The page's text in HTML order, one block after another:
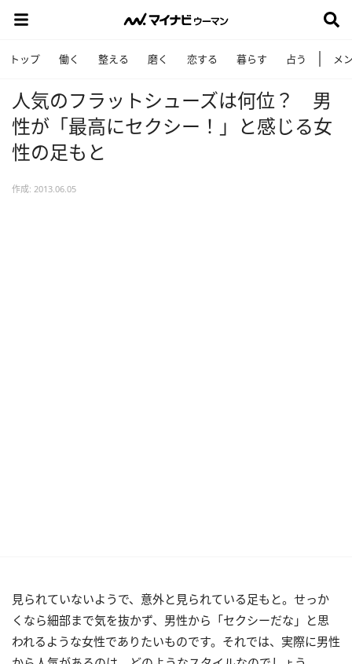
トップ 働く 整える 磨く 恋する 暮らす 占う メ
人気のフラットシューズは何位？ 男
性が「最高にセクシー！」と感じる女
性の足もと
作成: 2013.06.05
見られていないようで、意外と見られている足もと。せっか
くなら細部まで気を抜かず、男性から「セクシーだな」と思
われるような女性でありたいものです。それでは、実際に男性